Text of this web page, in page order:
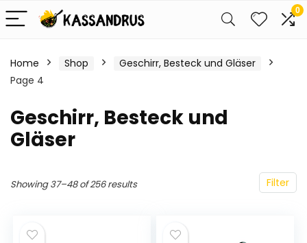
0
Home Shop
Geschirr, Besteck und Gläser
Page 4
Geschirr, Besteck und
Gläser
Filter
Showing 37–48 of 256 results